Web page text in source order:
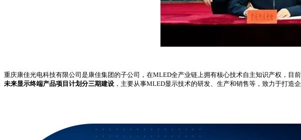
重庆康佳光电科技有限公司是康佳集团的子公司，在MLED全产业链上拥有核心技术自主知识产权，
未来显示终端产品项目计划分三期建设 ，主要从事MLED显示技术的研发、生产和销售等，致力于打造企